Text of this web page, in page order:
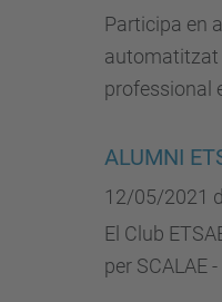
Participa en
automatitzat
professional
ALUMNI
12/05/2021
El Club
per SCALAE